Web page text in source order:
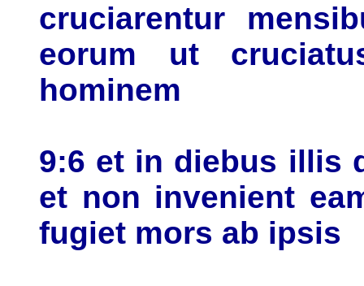
cruciarentur
eorum ut
hominem
9:6 et in diebus illis
et non invenient
fugiet mors ab ipsis